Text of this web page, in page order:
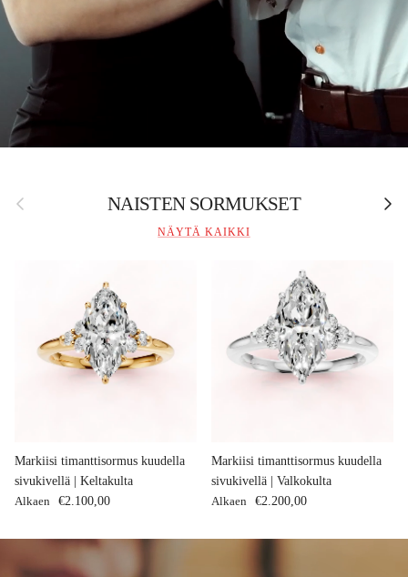
Edellinen NAISTEN SORMUKSET
NÄYTÄ KAIKKI
Markiisi timanttisormus kuudella
sivukivellä | Keltakulta
Normaalihinta
Alkaen €2.100,00
Markiisi timanttisormus kuudella
sivukivellä | Valkokulta
Normaalihinta
Alkaen €2.200,00